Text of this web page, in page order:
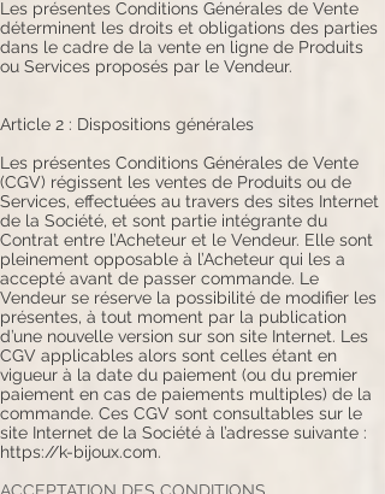
Les présentes Conditions Générales de Vente
déterminent les droits et obligations des parties
dans le cadre de la vente en ligne de Produits
ou Services proposés par le Vendeur.
Article 2 : Dispositions générales
Les présentes Conditions Générales de Vente
(CGV) régissent les ventes de Produits ou de
Services, effectuées au travers des sites Internet
de la Société, et sont partie intégrante du
Contrat entre l’Acheteur et le Vendeur. Elle sont
pleinement opposable à l’Acheteur qui les a
accepté avant de passer commande. Le
Vendeur se réserve la possibilité de modifier les
présentes, à tout moment par la publication
d’une nouvelle version sur son site Internet. Les
CGV applicables alors sont celles étant en
vigueur à la date du paiement (ou du premier
paiement en cas de paiements multiples) de la
commande. Ces CGV sont consultables sur le
site Internet de la Société à l’adresse suivante :
https://k-bijoux.com.